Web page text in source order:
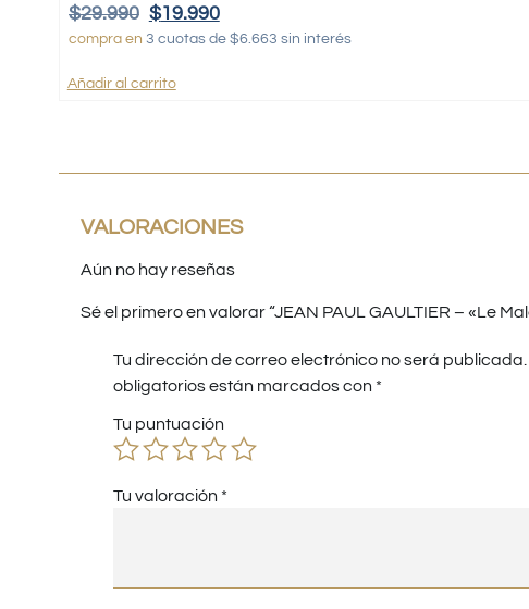
$29.990 $19.990
compra en 3 cuotas de $6.663 sin interés
Añadir al carrito
VALORACIONES
Aún no hay reseñas
Sé el primero en valorar “JEAN PAUL GAULTIER – «Le
Tu dirección de correo electrónico no será publicada.
obligatorios están marcados con *
Tu puntuación
Tu valoración *